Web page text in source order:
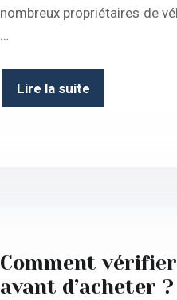
nombreux propriétaires de
…
Lire la suite
Comment vérifier
avant d’acheter ?